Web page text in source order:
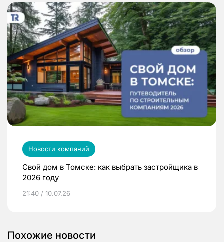
Новости компаний
Свой дом в Томске: как выбрать застройщика в
2026 году
21:40 / 10.07.26
Похожие новости